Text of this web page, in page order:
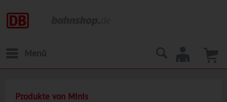
Menü
Produkte von Minis